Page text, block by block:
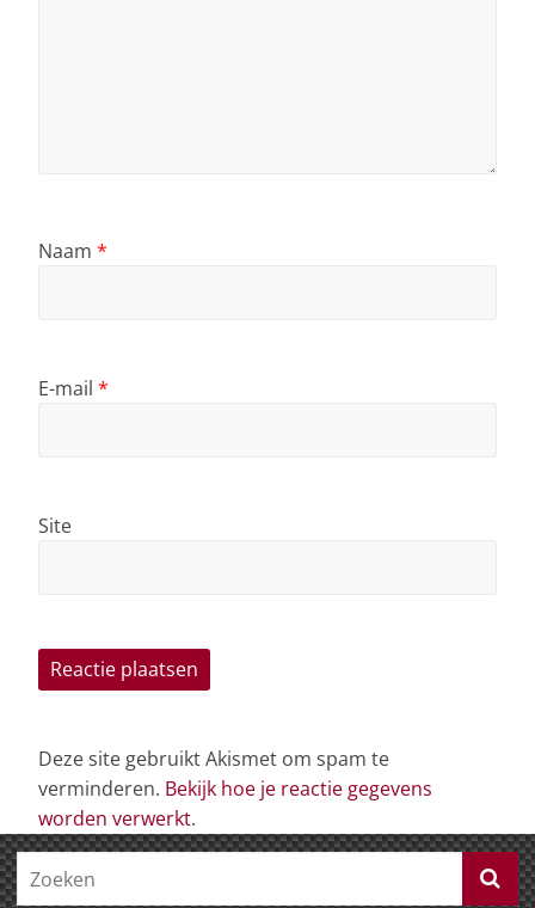
Naam *
E-mail *
Site
Deze site gebruikt Akismet om spam te
verminderen. Bekijk hoe je reactie gegevens
worden verwerkt.